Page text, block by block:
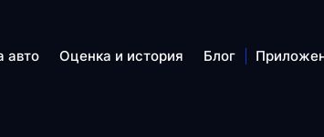
авто Оценка и история Блог